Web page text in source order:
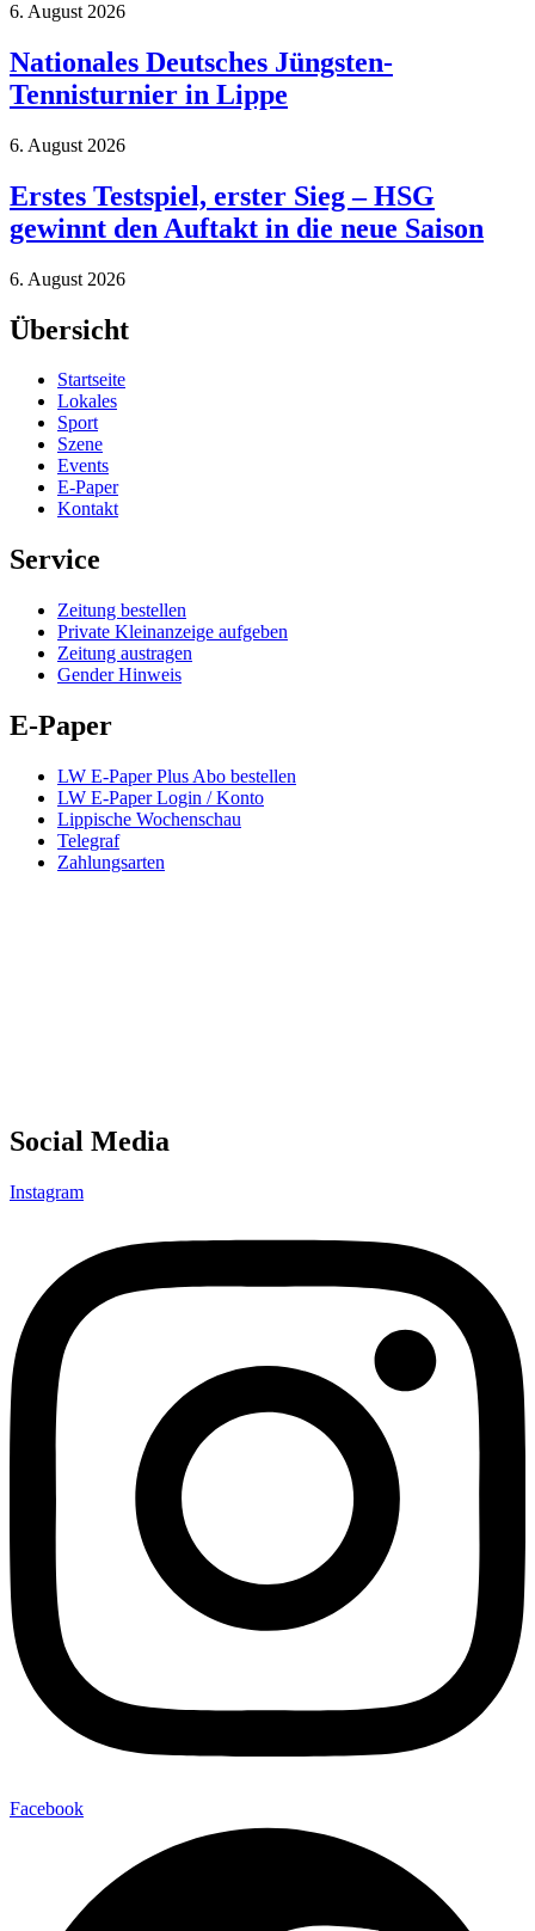
6. August 2026
Nationales Deutsches Jüngsten-
Tennisturnier in Lippe
6. August 2026
Erstes Testspiel, erster Sieg – HSG
gewinnt den Auftakt in die neue Saison
6. August 2026
Übersicht
Startseite
Lokales
Sport
Szene
Events
E-Paper
Kontakt
Service
Zeitung bestellen
Private Kleinanzeige aufgeben
Zeitung austragen
Gender Hinweis
E-Paper
LW E-Paper Plus Abo bestellen
LW E-Paper Login / Konto
Lippische Wochenschau
Telegraf
Zahlungsarten
Social Media
Instagram
Facebook